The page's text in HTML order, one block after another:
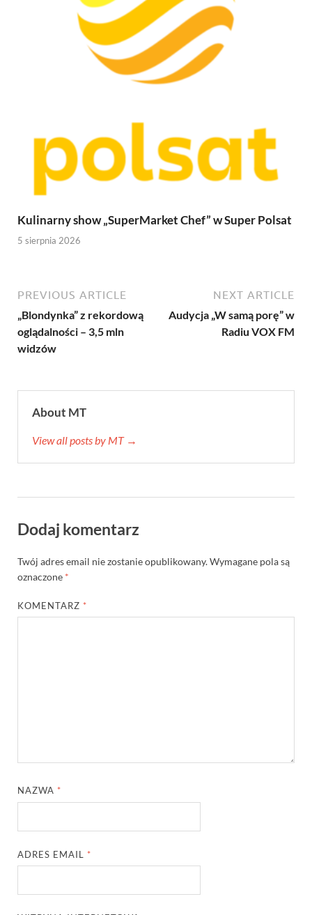
Kulinarny show „SuperMarket Chef” w Super Polsat
5 sierpnia 2026
PREVIOUS ARTICLE
„Blondynka” z rekordową
oglądalności – 3,5 mln
widzów
NEXT ARTICLE
Audycja „W samą porę” w
Radiu VOX FM
About MT
View all posts by MT →
Dodaj komentarz
Twój adres email nie zostanie opublikowany.Wymagane pola są
oznaczone *
KOMENTARZ *
NAZWA *
ADRES EMAIL *